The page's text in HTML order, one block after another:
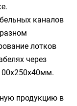
каналов
лотков
через
продукцию в